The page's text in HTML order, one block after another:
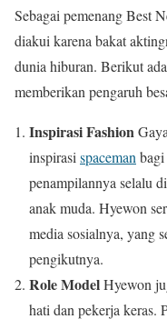
Sebagai pemenang Best
diakui karena bakat
dunia hiburan. Berikut
memberikan pengaruh
Inspirasi Fashion
inspirasi spaceman
penampilannya selalu
anak muda. Hyewon
media sosialnya, yang
pengikutnya.
Role ModelHyewon
hati dan pekerja keras.